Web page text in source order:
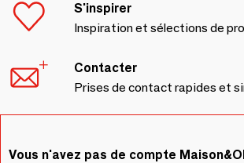
S'inspirer
Inspiration et sélections de
Contacter
Prises de contact rapides et
Vous n'avez pas de compte